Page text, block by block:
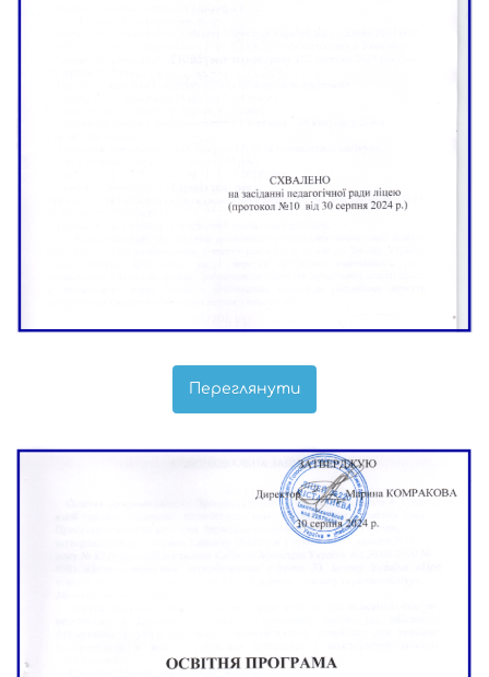
Переглянути